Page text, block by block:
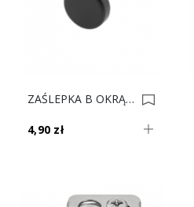
ZAŚLEPKA B OKRĄGŁA CZARNA 84.4140 0021873
4,90 zł